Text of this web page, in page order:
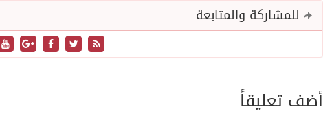
للمشاركة والمتابعة
أضف تعليقاً